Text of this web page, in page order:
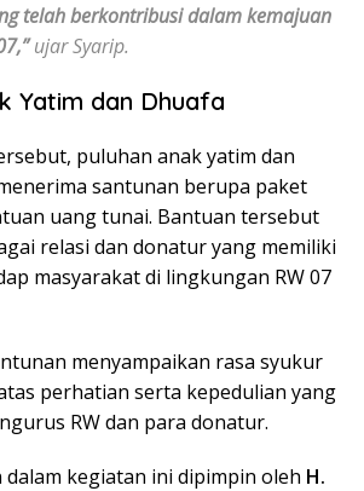
telah berkontribusi dalam kemajuan
ujar Syarip.
Yatim dan Dhuafa
puluhan anak yatim dan
santunan berupa paket
uang tunai. Bantuan tersebut
relasi dan donatur yang memiliki
masyarakat di lingkungan RW 07
menyampaikan rasa syukur
perhatian serta kepedulian yang
RW dan para donatur.
dalam kegiatan ini dipimpin oleh H.